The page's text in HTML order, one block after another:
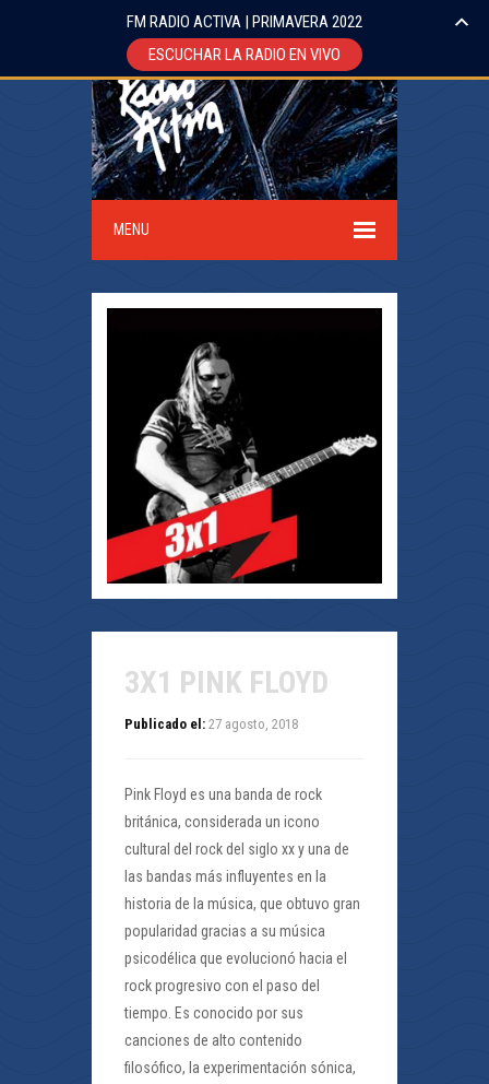
MENU
3X1 PINK FLOYD
Publicado el: 27 agosto, 2018
Pink Floyd es una banda de rock
británica, considerada un icono
cultural del rock del siglo xx y una de
las bandas más influyentes en la
historia de la música, que obtuvo gran
popularidad gracias a su música
psicodélica que evolucionó hacia el
rock progresivo con el paso del
tiempo. Es conocido por sus
canciones de alto contenido
filosófico, la experimentación sónica,
FM RADIO ACTIVA | PRIMAVERA 2022
ESCUCHAR LA RADIO EN VIVO